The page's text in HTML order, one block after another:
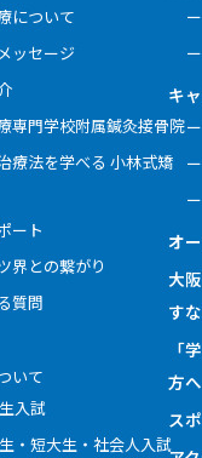
について
ッセージ
専門学校附属鍼灸接骨院
療法を学べる 小林式矯
ート
界との繋がり
質問
いて
入試
・短大生・社会人入試
キ
オ
大
す
「
方へ
ス